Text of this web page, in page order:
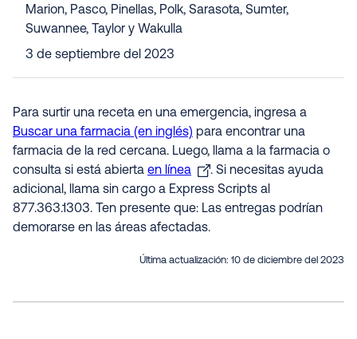
Marion, Pasco, Pinellas, Polk, Sarasota, Sumter,
Suwannee, Taylor y Wakulla
3 de septiembre del 2023
Para surtir una receta en una emergencia, ingresa a
Buscar una farmacia (en inglés) para encontrar una
farmacia de la red cercana. Luego, llama a la farmacia o
consulta si está abierta en línea
. Si necesitas ayuda
adicional, llama sin cargo a Express Scripts al
877.363.1303. Ten presente que: Las entregas podrían
demorarse en las áreas afectadas.
Última actualización: 10 de diciembre del 2023